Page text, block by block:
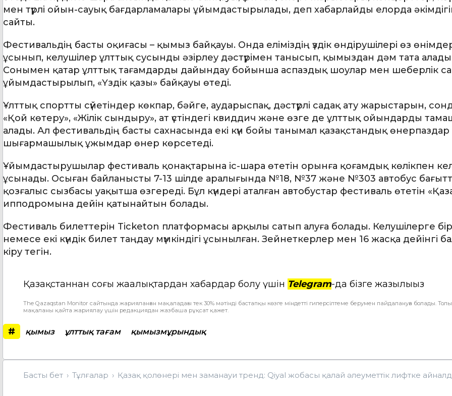
мен түрлі ойын-сауық бағдарламалары ұйымдастырылады, деп хабарлайды елорда
сайты.
Фестивальдің басты оқиғасы – қымыз байқауы. Онда еліміздің үздік өндірушілері өз
ұсынып, келушілер ұлттық сусынды әзірлеу дәстүрімен танысып, қымыздан дәм тата
Сонымен қатар ұлттық тағамдарды дайындау бойынша аспаздық шоулар мен шеберлік
ұйымдастырылып, «Үздік қазы» байқауы өтеді.
Ұлттық спортты сүйетіндер көкпар, бәйге, аударыспақ, дәстүрлі садақ ату жарыстарын,
«Қой көтеру», «Жілік сындыру», ат үстіндегі квиддич және өзге де ұлттық ойындарды
алады. Ал фестивальдің басты сахнасында екі күн бойы танымал қазақстандық
шығармашылық ұжымдар өнер көрсетеді.
Ұйымдастырушылар фестиваль қонақтарына іс-шара өтетін орынға қоғамдық көлікпен
ұсынады. Осыған байланысты 7-13 шілде аралығында №18, №37 және №303 автобус
қозғалыс сызбасы уақытша өзгереді. Бұл күндері аталған автобустар фестиваль өтетін
ипподромына дейін қатынайтын болады.
Фестиваль билеттерін Ticketon платформасы арқылы сатып алуға болады. Келушілерге бір
немесе екі күндік билет таңдау мүмкіндігі ұсынылған. Зейнеткерлер мен 16 жасқа дейінгі
кіру тегін.
Қазақстаннан соңғы жаңалықтардан хабардар болу үшін Telegram-да бізге жазылыңыз
The Qazaqstan Monitor сайтында жарияланған мақаладағы тек 30% мәтінді бастапқы көзге міндетті гиперсілтеме берумен пайдалануға болады.
мақаланы қайта жариялау үшін редакциядан жазбаша рұқсат қажет.
# қымыз ұлттық тағам қымызмұрындық
Басты бет Тұлғалар Қазақ қолөнері мен заманауи тренд: Qiyal жобасы қалай әлеуметтік лифтке